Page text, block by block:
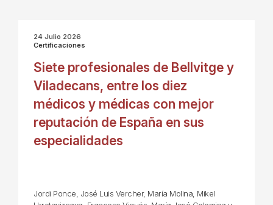
24 Julio 2026
Certificaciones
Siete profesionales de Bellvitge y
Viladecans, entre los diez
médicos y médicas con mejor
reputación de España en sus
especialidades
Jordi Ponce, José Luis Vercher, María Molina, Mikel